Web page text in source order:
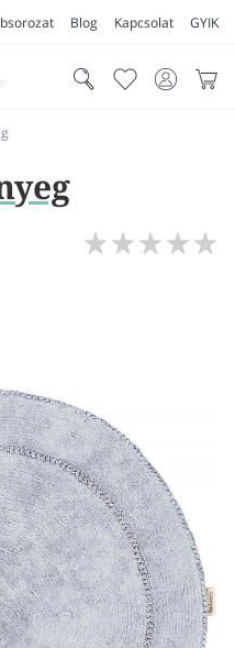
Blog Kapcsolat GYIK
PADLÓ
SZŐNYEG